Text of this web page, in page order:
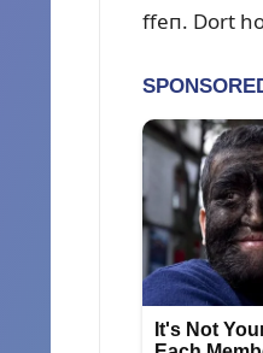
ffeп. Dort